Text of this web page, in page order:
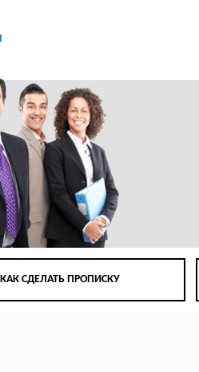
КАК СДЕЛАТЬ ПРОПИСКУ